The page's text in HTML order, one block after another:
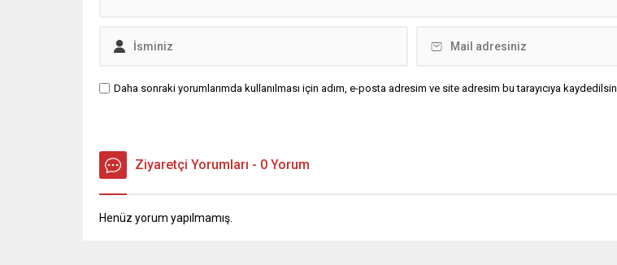
Daha sonraki yorumlarımda kullanılması için adım, e-posta adresim ve site adresim bu tarayıcıya kaydedilsin.
Ziyaretçi Yorumları - 0 Yorum
Henüz yorum yapılmamış.